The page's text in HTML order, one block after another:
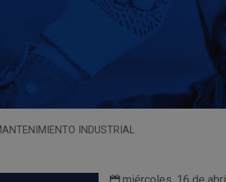
INDUSTRIAL